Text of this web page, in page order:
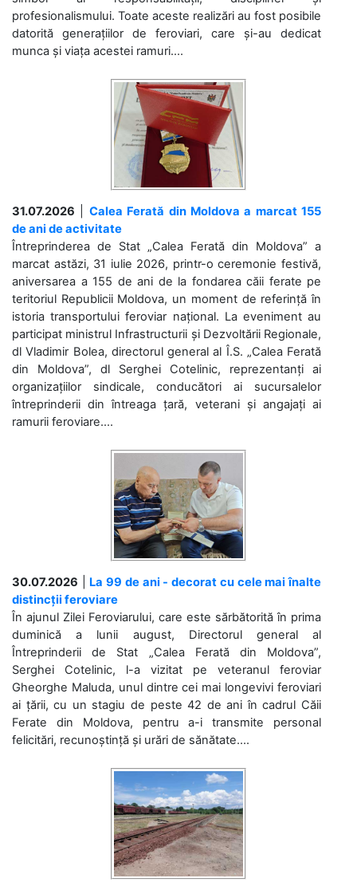
profesionalismului. Toate aceste realizări au fost posibile
datorită generațiilor de feroviari, care și-au dedicat
munca și viața acestei ramuri....
31.07.2026
Calea Ferată din Moldova a marcat 155
de ani de activitate
Întreprinderea de Stat „Calea Ferată din Moldova” a
marcat astăzi, 31 iulie 2026, printr-o ceremonie festivă,
aniversarea a 155 de ani de la fondarea căii ferate pe
teritoriul Republicii Moldova, un moment de referință în
istoria transportului feroviar național. La eveniment au
participat ministrul Infrastructurii și Dezvoltării Regionale,
dl Vladimir Bolea, directorul general al Î.S. „Calea Ferată
din Moldova”, dl Serghei Cotelinic, reprezentanți ai
organizațiilor sindicale, conducători ai sucursalelor
întreprinderii din întreaga țară, veterani și angajați ai
ramurii feroviare....
30.07.2026
La 99 de ani - decorat cu cele mai înalte
distincții feroviare
În ajunul Zilei Feroviarului, care este sărbătorită în prima
duminică a lunii august, Directorul general al
Întreprinderii de Stat „Calea Ferată din Moldova”,
Serghei Cotelinic, l-a vizitat pe veteranul feroviar
Gheorghe Maluda, unul dintre cei mai longevivi feroviari
ai țării, cu un stagiu de peste 42 de ani în cadrul Căii
Ferate din Moldova, pentru a-i transmite personal
felicitări, recunoștință și urări de sănătate....